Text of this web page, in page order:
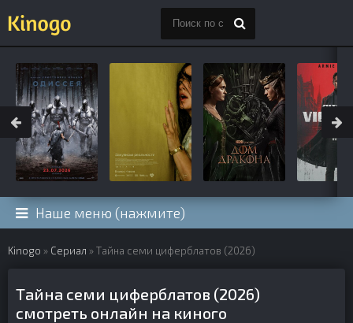
Наше меню (нажмите)
Kinogo » Сериал » Тайна семи циферблатов (2026)
Тайна семи циферблатов (2026)
смотреть онлайн на киного